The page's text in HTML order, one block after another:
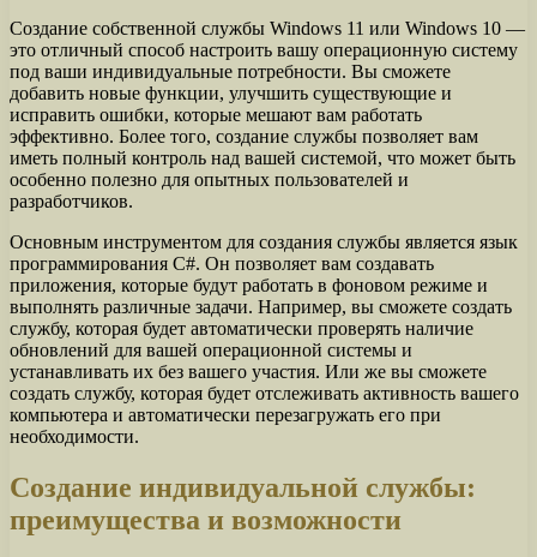
Создание собственной службы Windows 11 или Windows 10 —
это отличный способ настроить вашу операционную систему
под ваши индивидуальные потребности. Вы сможете
добавить новые функции, улучшить существующие и
исправить ошибки, которые мешают вам работать
эффективно. Более того, создание службы позволяет вам
иметь полный контроль над вашей системой, что может быть
особенно полезно для опытных пользователей и
разработчиков.
Основным инструментом для создания службы является язык
программирования C#. Он позволяет вам создавать
приложения, которые будут работать в фоновом режиме и
выполнять различные задачи. Например, вы сможете создать
службу, которая будет автоматически проверять наличие
обновлений для вашей операционной системы и
устанавливать их без вашего участия. Или же вы сможете
создать службу, которая будет отслеживать активность вашего
компьютера и автоматически перезагружать его при
необходимости.
Создание индивидуальной службы:
преимущества и возможности